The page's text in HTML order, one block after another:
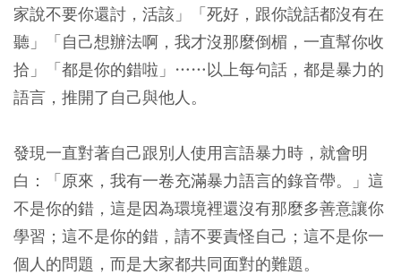
家說不要你還討，活該」「死好，跟你說話都沒有在
聽」「自己想辦法啊，我才沒那麼倒楣，一直幫你收
拾」「都是你的錯啦」……以上每句話，都是暴力的
語言，推開了自己與他人。
發現一直對著自己跟別人使用言語暴力時，就會明
白：「原來，我有一卷充滿暴力語言的錄音帶。」這
不是你的錯，這是因為環境裡還沒有那麼多善意讓你
學習；這不是你的錯，請不要責怪自己；這不是你一
個人的問題，而是大家都共同面對的難題。